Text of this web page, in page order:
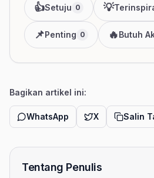
👍Setuju 0 💡
📌Penting 0 🔥Butuh
Bagikan artikel ini:
WhatsApp X Salin
Tentang Penulis